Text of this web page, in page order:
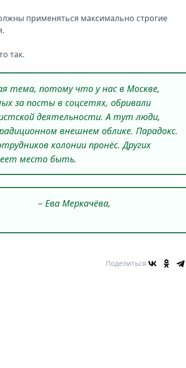
применяться максимально строгие
так.
тема, потому что у нас в Москве,
за посты в соцсетях, обривали
деятельности. А тут люди,
внешнем облике. Парадокс.
колонии пронёс. Других
место быть.
Поделиться